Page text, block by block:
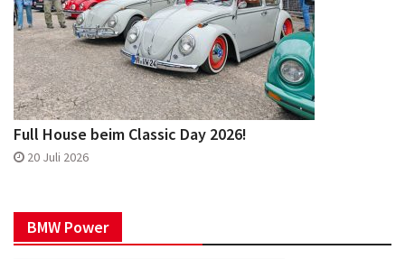
Full House beim Classic Day 2026!
20 Juli 2026
BMW Power